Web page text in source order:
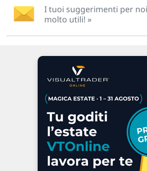
I tuoi suggerimenti per
molto utili! »
Via Macanno, 38/A
P.IVA 02 452 460
Chi siamo
Commenti e
Contattaci